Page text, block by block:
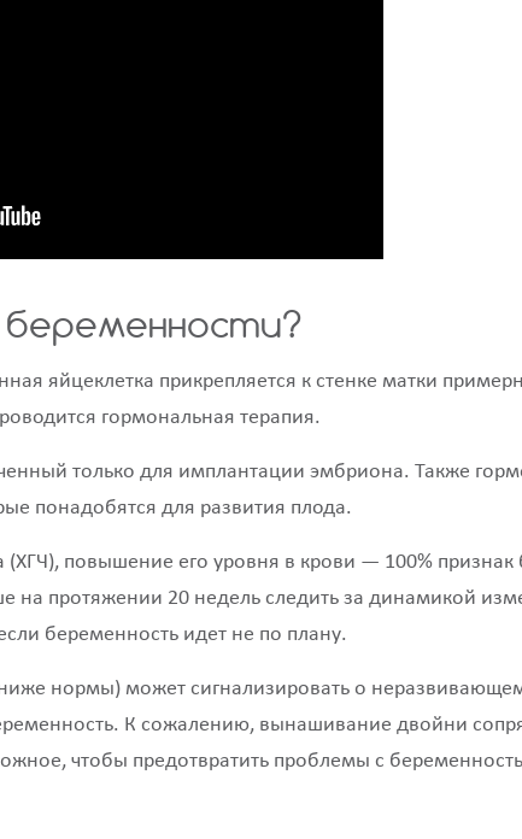
яйцеклетка прикрепляется к стенке матки
гормональная терапия.
только для имплантации эмбриона. Также
понадобятся для развития плода.
повышение его уровня в крови — 100%
на протяжении 20 недель следить за динамикой
беременность идет не по плану.
нормы) может сигнализировать о
К сожалению, вынашивание двойни
чтобы предотвратить проблемы с